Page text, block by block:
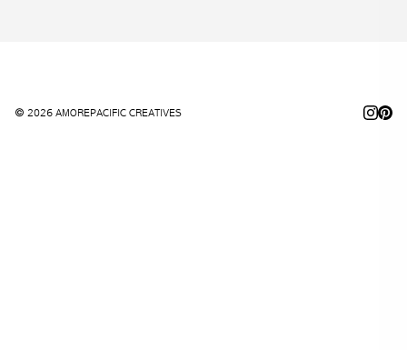
© 2026 AMOREPACIFIC CREATIVES